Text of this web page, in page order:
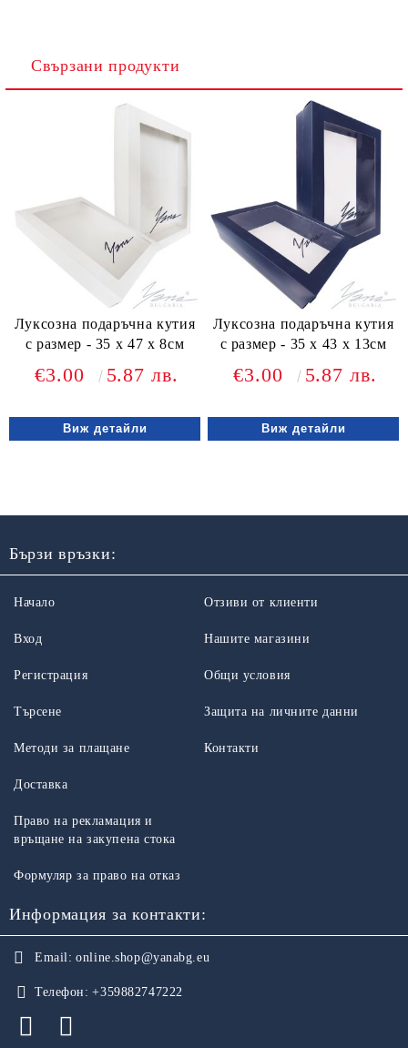
Свързани продукти
Луксозна подаръчна кутия
с размер - 35 х 47 х 8см
€3.00 5.87 лв.
Виж детайли
Луксозна подаръчна кутия
с размер - 35 х 43 х 13см
€3.00 5.87 лв.
Виж детайли
Бързи връзки:
Начало
Вход
Регистрация
Търсене
Отзиви от клиенти
Нашите магазини
Общи условия
Защита на личните данни
Методи за плащане
Доставка
Право на рекламация и
връщане на закупена стока
Формуляр за право на отказ
Контакти
Информация за контакти:
Email: online.shop@yanabg.eu
Телефон: +359882747222